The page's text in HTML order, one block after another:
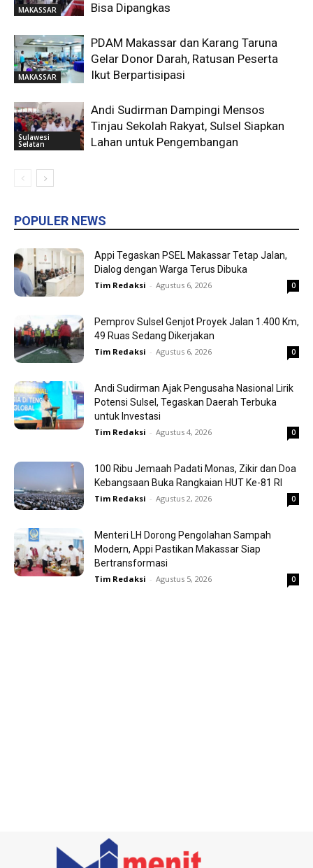
MAKASSAR
Bisa Dipangkas
MAKASSAR
PDAM Makassar dan Karang Taruna
Gelar Donor Darah, Ratusan Peserta
Ikut Berpartisipasi
Sulawesi
Selatan
Andi Sudirman Dampingi Mensos
Tinjau Sekolah Rakyat, Sulsel Siapkan
Lahan untuk Pengembangan
POPULER NEWS
Appi Tegaskan PSEL Makassar Tetap Jalan,
Dialog dengan Warga Terus Dibuka
Tim Redaksi - Agustus 6, 2026 0
Pemprov Sulsel Genjot Proyek Jalan 1.400 Km,
49 Ruas Sedang Dikerjakan
Tim Redaksi - Agustus 6, 2026 0
Andi Sudirman Ajak Pengusaha Nasional Lirik
Potensi Sulsel, Tegaskan Daerah Terbuka
untuk Investasi
Tim Redaksi - Agustus 4, 2026 0
100 Ribu Jemaah Padati Monas, Zikir dan Doa
Kebangsaan Buka Rangkaian HUT Ke-81 RI
Tim Redaksi - Agustus 2, 2026 0
Menteri LH Dorong Pengolahan Sampah
Modern, Appi Pastikan Makassar Siap
Bertransformasi
Tim Redaksi - Agustus 5, 2026 0